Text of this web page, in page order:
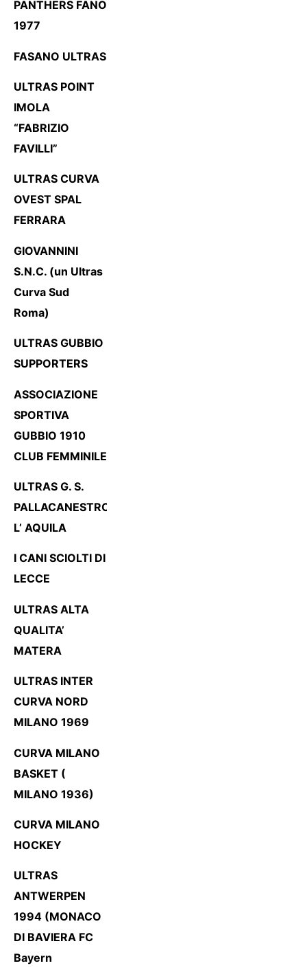
PANTHERS FANO
1977
FASANO ULTRAS
ULTRAS POINT
IMOLA
“FABRIZIO
FAVILLI”
ULTRAS CURVA
OVEST SPAL
FERRARA
GIOVANNINI
S.N.C. (un Ultras
Curva Sud
Roma)
ULTRAS GUBBIO
SUPPORTERS
ASSOCIAZIONE
SPORTIVA
GUBBIO 1910
CLUB FEMMINILE
ULTRAS G. S.
PALLACANESTRO
L’ AQUILA
I CANI SCIOLTI DI
LECCE
ULTRAS ALTA
QUALITA’
MATERA
ULTRAS INTER
CURVA NORD
MILANO 1969
CURVA MILANO
BASKET (
MILANO 1936)
CURVA MILANO
HOCKEY
ULTRAS
ANTWERPEN
1994 (MONACO
DI BAVIERA FC
Bayern